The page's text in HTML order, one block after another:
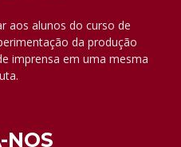
aos alunos do curso de
da produção
imprensa em uma mesma
NOS